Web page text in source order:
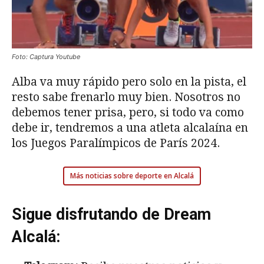
Foto: Captura Youtube
Alba va muy rápido pero solo en la pista, el
resto sabe frenarlo muy bien. Nosotros no
debemos tener prisa, pero, si todo va como
debe ir, tendremos a una atleta alcalaína en
los Juegos Paralímpicos de París 2024.
Más noticias sobre deporte en Alcalá
Sigue disfrutando de Dream
Alcalá: